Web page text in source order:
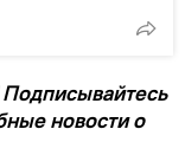
новости о